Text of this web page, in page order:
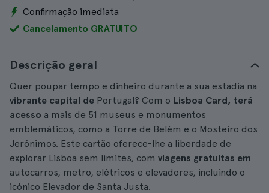
Confirmação imediata
Cancelamento GRATUITO
Descrição geral
Quer poupar tempo e dinheiro durante a sua estadia na
vibrante capital de Portugal? Com o Lisboa Card, terá
acesso a mais de 51 museus e monumentos
emblemáticos, como a Torre de Belém e o Mosteiro dos
Jerónimos. Este cartão oferece-lhe a liberdade de
explorar Lisboa sem limites, com viagens gratuitas em
autocarros, metro, elétricos e elevadores, incluindo o
icónico Elevador de Santa Justa.